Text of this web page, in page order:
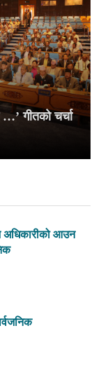
…’ गीतको चर्चा
अधिकारीको आउन